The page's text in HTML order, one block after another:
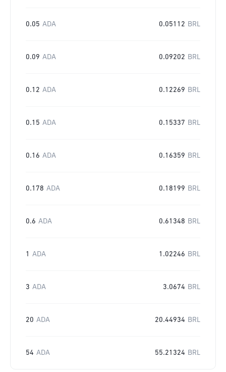
0.05 ADA 0.05112 BRL
0.09 ADA 0.09202 BRL
0.12 ADA 0.12269 BRL
0.15 ADA 0.15337 BRL
0.16 ADA 0.16359 BRL
0.178 ADA 0.18199 BRL
0.6 ADA 0.61348 BRL
1 ADA 1.02246 BRL
3 ADA 3.0674 BRL
20 ADA 20.44934 BRL
54 ADA 55.21324 BRL